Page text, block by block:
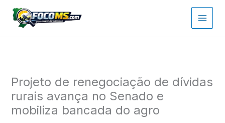
para
Projeto de renegociação de dívidas
rurais avança no Senado e
mobiliza bancada do agro